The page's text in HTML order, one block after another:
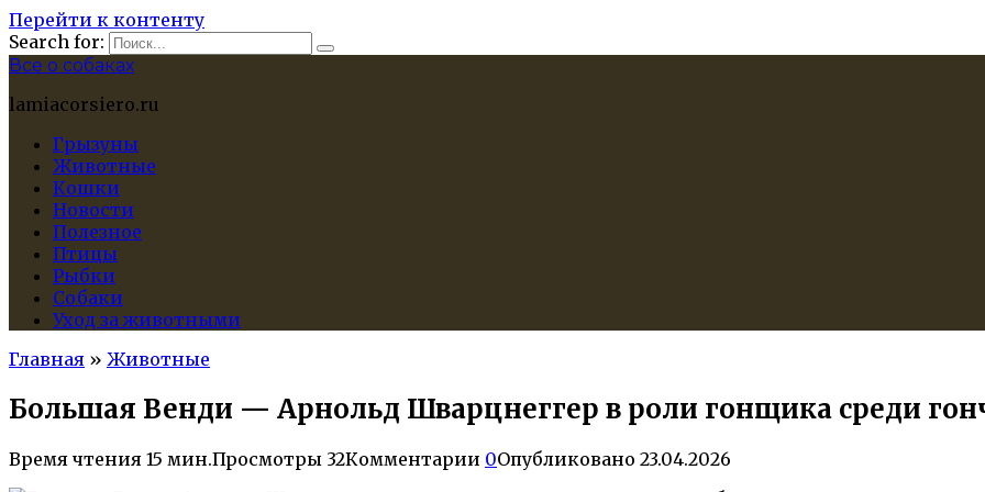
Перейти к контенту
Search for:
Все о собаках
lamiacorsiero.ru
Грызуны
Животные
Кошки
Новости
Полезное
Птицы
Рыбки
Собаки
Уход за животными
Главная » Животные
Большая Венди — Арнольд Шварцнеггер в роли гонщика среди
Время чтения 15 мин.Просмотры 32Комментарии 0Опубликовано 23.04.2026